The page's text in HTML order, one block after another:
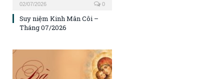
02/07/2026 0
Suy niệm Kinh Mân Côi –
Tháng 07/2026